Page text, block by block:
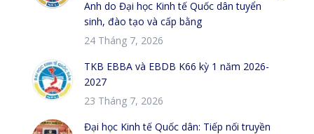
Anh do Đại học Kinh tế Quốc dân tuyển
sinh, đào tạo và cấp bằng
24 Tháng 7, 2026
TKB EBBA và EBDB K66 kỳ 1 năm 2026-
2027
23 Tháng 7, 2026
Đại học Kinh tế Quốc dân: Tiếp nối truyền